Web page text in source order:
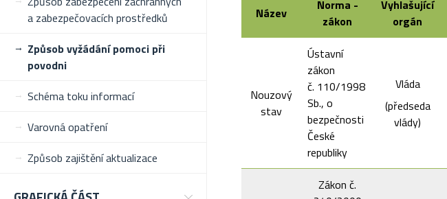
a zabezpečovacích prostředků
Způsob vyžádání pomoci při
povodni
Schéma toku informací
Varovná opatření
Způsob zajištění aktualizace
Název
Norma -
zákon
Vyhlašující
orgán
Nouzový
stav
Ústavní
zákon
č. 110/1998
Sb., o
bezpečnosti
České
republiky
Vláda
(předseda
vlády)
Zákon č.